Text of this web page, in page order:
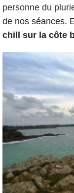
personne du
de nos séances.
chill sur la côte